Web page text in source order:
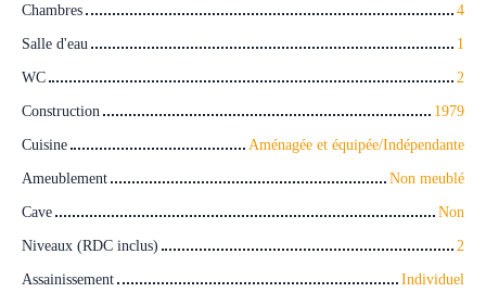
Chambres
4
Salle d'eau
1
WC
2
Construction
1979
Cuisine
Aménagée et équipée/Indépendante
Ameublement
Non meublé
Cave
Non
Niveaux (RDC inclus)
2
Assainissement
Individuel